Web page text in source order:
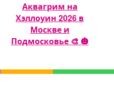
Аквагрим на
Хэллоуин 2026 в
Москве и
Подмосковье 🎨 🎃